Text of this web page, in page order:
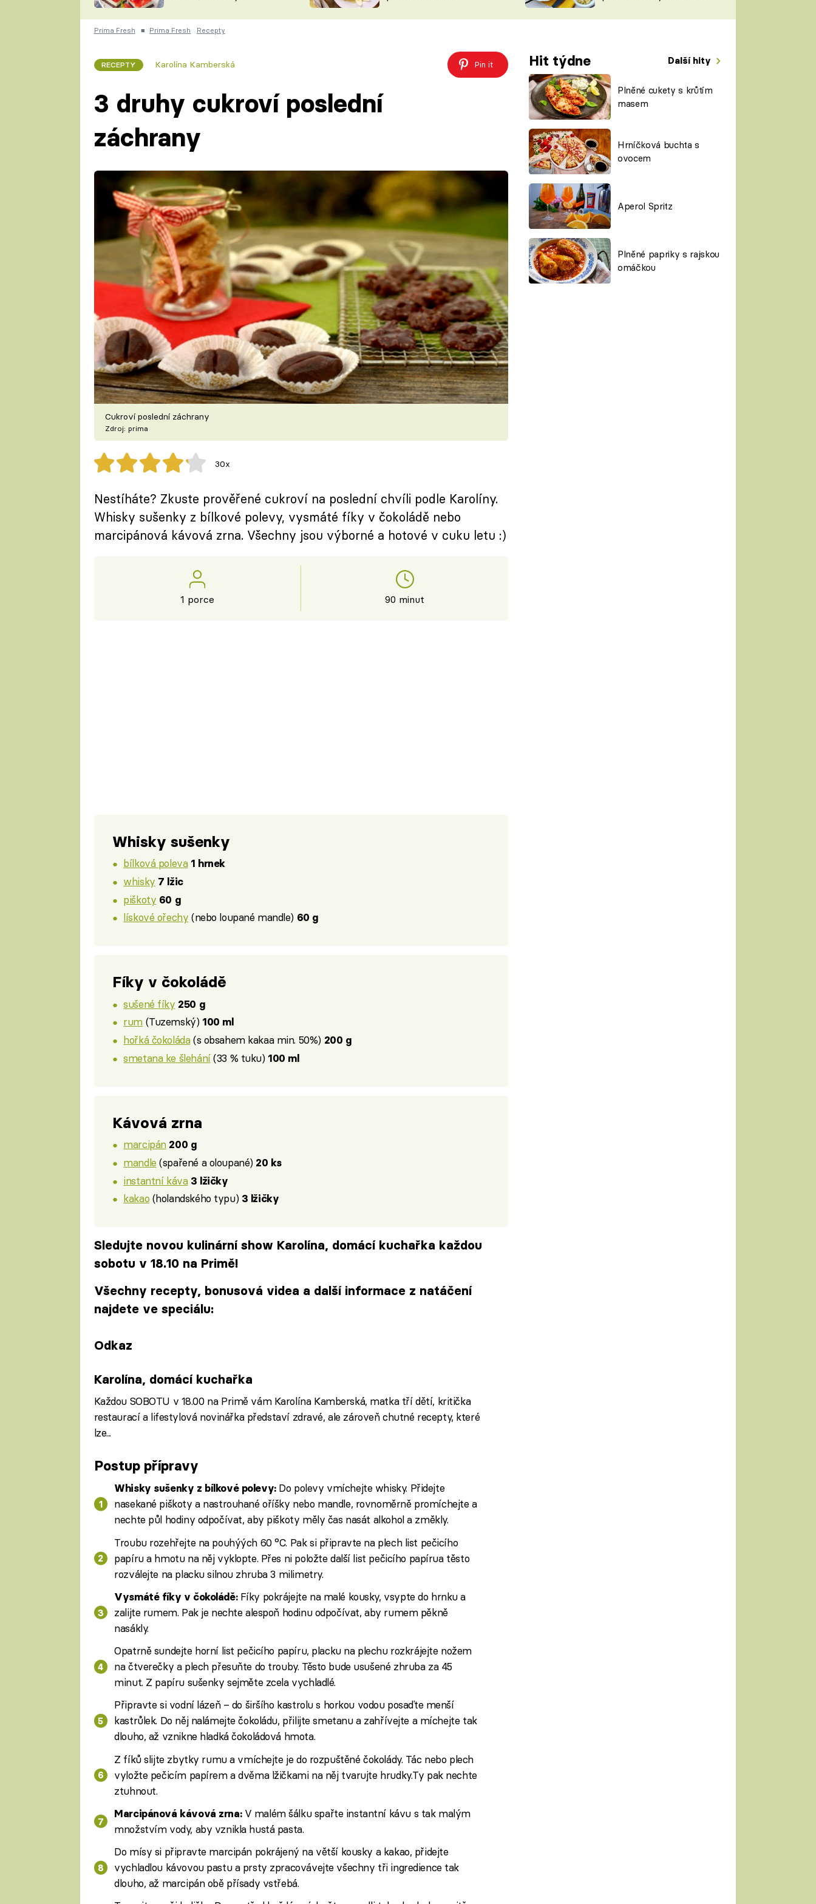
ČESKO NA TALÍŘI
KUCHAŘKA
VYCHYTÁVKY
ŠÉFREDAKTORKY
ČASOPIS
Prima Fresh ■ Prima Fresh Recepty
RECEPTY Karolína Kamberská Pin it Hit týdne Další hity
Plněné cukety s krůtím
masem
Hrníčková buchta s
ovocem
Aperol Spritz
Plněné papriky s rajskou
omáčkou
3 druhy cukroví poslední
záchrany
Cukroví poslední záchrany
Zdroj: prima
30x
Nestíháte? Zkuste prověřené cukroví na poslední chvíli podle Karolíny.
Whisky sušenky z bílkové polevy, vysmáté fíky v čokoládě nebo
marcipánová kávová zrna. Všechny jsou výborné a hotové v cuku letu :)
1 porce 90 minut
Whisky sušenky
bílková poleva 1 hrnek
whisky 7 lžic
piškoty 60 g
lískové ořechy (nebo loupané mandle) 60 g
Fíky v čokoládě
sušené fíky 250 g
rum(Tuzemský) 100 ml
hořká čokoláda(s obsahem kakaa min. 50%) 200 g
smetana ke šlehání(33 % tuku) 100 ml
Kávová zrna
marcipán 200 g
mandle (spařené a oloupané) 20 ks
instantní káva 3 lžičky
kakao (holandského typu) 3 lžičky
Sledujte novou kulinární show Karolína, domácí kuchařka každou
sobotu v 18.10 na Primě!
Všechny recepty, bonusová videa a další informace z natáčení
najdete ve speciálu:
Odkaz
Karolína, domácí kuchařka
Každou SOBOTU v 18.00 na Primě vám Karolína Kamberská, matka tří dětí, kritička
restaurací a lifestylová novinářka představí zdravé, ale zároveň chutné recepty, které
lze...
Postup přípravy
Whisky sušenky z bílkové polevy:Do polevy vmíchejte whisky. Přidejte
nasekané piškoty a nastrouhané oříšky nebo mandle, rovnoměrně promíchejte a
nechte půl hodiny odpočívat, aby piškoty měly čas nasát alkohol a změkly.
Troubu rozehřejte na pouhýých 60 °C. Pak si připravte na plech list pečicího
papíru a hmotu na něj vyklopte. Přes ni položte další list pečicího papírua těsto
rozválejte na placku silnou zhruba 3 milimetry.
Vysmáté fíky v čokoládě:Fíky pokrájejte na malé kousky, vsypte do hrnku a
zalijte rumem. Pak je nechte alespoň hodinu odpočívat, aby rumem pěkně
nasákly.
Opatrně sundejte horní list pečicího papíru, placku na plechu rozkrájejte nožem
na čtverečky a plech přesuňte do trouby. Těsto bude usušené zhruba za 45
minut. Z papíru sušenky sejměte zcela vychladlé.
Připravte si vodní lázeň – do širšího kastrolu s horkou vodou posaďte menší
kastrůlek. Do něj nalámejte čokoládu, přilijte smetanu a zahřívejte a míchejte tak
dlouho, až vznikne hladká čokoládová hmota.
Z fíků slijte zbytky rumu a vmíchejte je do rozpuštěné čokolády. Tác nebo plech
vyložte pečicím papírem a dvěma lžičkami na něj tvarujte hrudky.Ty pak nechte
ztuhnout.
Marcipánová kávová zrna:V malém šálku spařte instantní kávu s tak malým
množstvím vody, aby vznikla hustá pasta.
Do mísy si připravte marcipán pokrájený na větší kousky a kakao, přidejte
vychladlou kávovou pastu a prsty zpracovávejte všechny tři ingredience tak
dlouho, až marcipán obě přísady vstřebá.